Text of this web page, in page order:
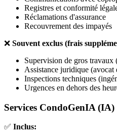
Registres et conformité
Réclamations d'assurance
Recouvrement des impayés
❌ Souvent exclus (frais
Supervision de gros travaux
Assistance juridique (avocat
Inspections techniques
Urgences en dehors des
Services CondoGenIA (IA)
✅ Inclus: